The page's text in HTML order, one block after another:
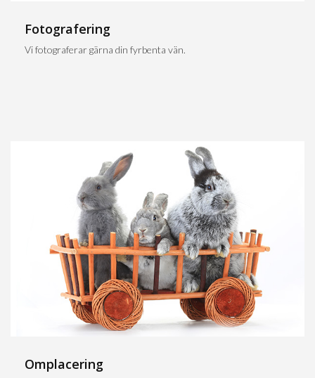
Fotografering
Vi fotograferar gärna din fyrbenta vän.
Omplacering